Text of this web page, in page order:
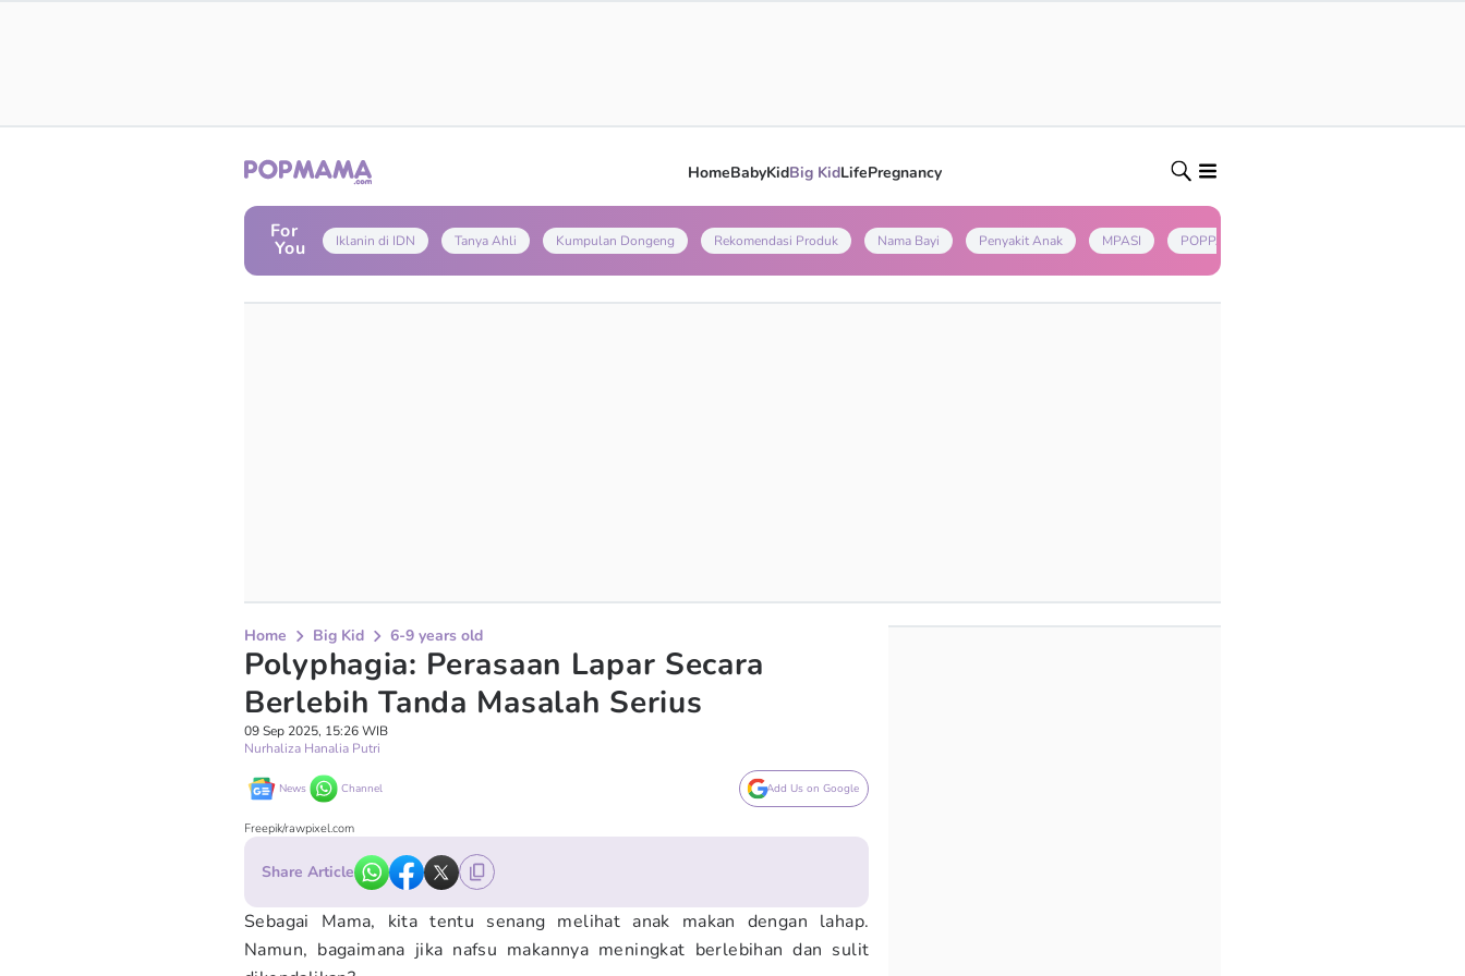
HomeBabyKidBig KidLifePregnancy
For
You Iklanin di IDN Tanya Ahli Kumpulan Dongeng Rekomendasi Produk Nama Bayi Penyakit Anak MPASI POPPAPA
Home Big Kid 6-9 years old
Polyphagia: Perasaan Lapar Secara
Berlebih Tanda Masalah Serius
09 Sep 2025, 15:26 WIB
Nurhaliza Hanalia Putri
News Channel Add Us on Google
Freepik/rawpixel.com
Share Article
Sebagai Mama, kita tentu senang melihat anak makan dengan lahap.
Namun, bagaimana jika nafsu makannya meningkat berlebihan dan sulit